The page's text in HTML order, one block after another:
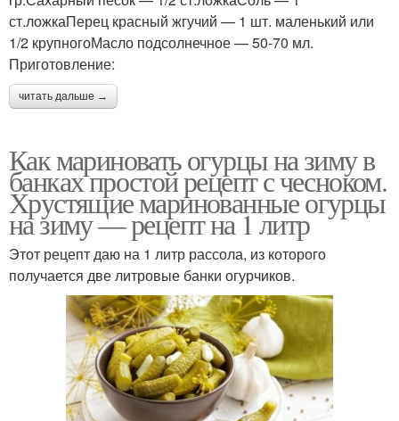
ст.ложкаПерец красный жгучий — 1 шт. маленький или
1/2 крупногоМасло подсолнечное — 50-70 мл.
Приготовление:
читать дальше →
Как мариновать огурцы на зиму в
банках простой рецепт с чесноком.
Хрустящие маринованные огурцы
на зиму — рецепт на 1 литр
Этот рецепт даю на 1 литр рассола, из которого
получается две литровые банки огурчиков.